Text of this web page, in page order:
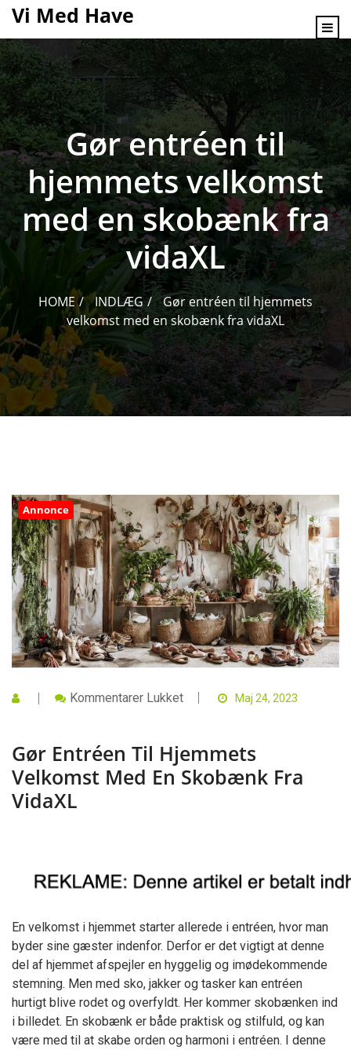
content
Vi Med Have
Gør entréen til
hjemmets velkomst
med en skobænk fra
vidaXL
HOME INDLÆG
Gør entréen til hjemmets
velkomst med en skobænk fra vidaXL
Annonce
Kommentarer LukketTil
Hjemmets
Velkomst
Med
En
Maj 24, 2023
Gør Entréen Til Hjemmets
Velkomst Med En Skobænk Fra
VidaXL
En velkomst i hjemmet starter allerede i entréen, hvor man
byder sine gæster indenfor. Derfor er det vigtigt at denne
del af hjemmet afspejler en hyggelig og imødekommende
stemning. Men med sko, jakker og tasker kan entréen
hurtigt blive rodet og overfyldt. Her kommer skobænken ind
i billedet. En skobænk er både praktisk og stilfuld, og kan
være med til at skabe orden og harmoni i entréen. I denne